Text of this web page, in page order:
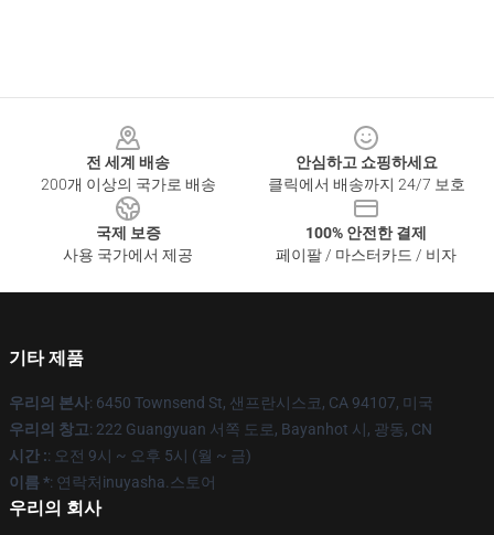
전 세계 배송
200개 이상의 국가로 배송
안심하고 쇼핑하세요
클릭에서 배송까지 24/7 보호
국제 보증
사용 국가에서 제공
100% 안전한 결제
페이팔 / 마스터카드 / 비자
기타 제품
우리의 본사: 6450 Townsend St, 샌프란시스코, CA 94107, 미국
우리의 창고: 222 Guangyuan 서쪽 도로, Bayanhot 시, 광동, CN
시간 :: 오전 9시 ~ 오후 5시 (월 ~ 금)
이름 *: 연락처inuyasha.스토어
우리의 회사